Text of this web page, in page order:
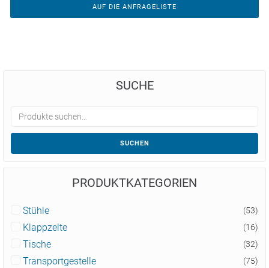
AUF DIE ANFRAGELISTE
SUCHE
SUCHEN
PRODUKTKATEGORIEN
Stühle (53)
Klappzelte (16)
Tische (32)
Transportgestelle (75)